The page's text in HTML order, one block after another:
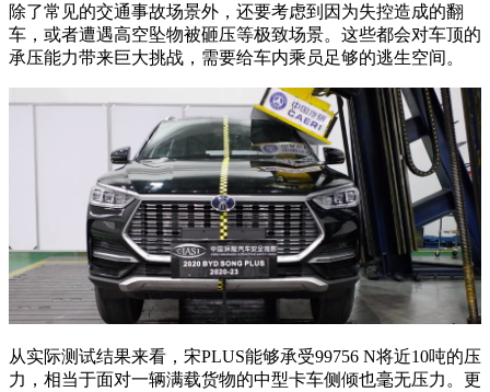
除了常见的交通事故场景外，还要考虑到因为失控造成的翻
车，或者遭遇高空坠物被砸压等极致场景。这些都会对车顶的
承压能力带来巨大挑战，需要给车内乘员足够的逃生空间。
从实际测试结果来看，宋PLUS能够承受99756 N将近10吨的压
力，相当于面对一辆满载货物的中型卡车侧倾也毫无压力。更